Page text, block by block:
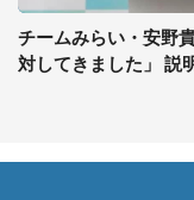
チームみらい・安野
対してきました」 説